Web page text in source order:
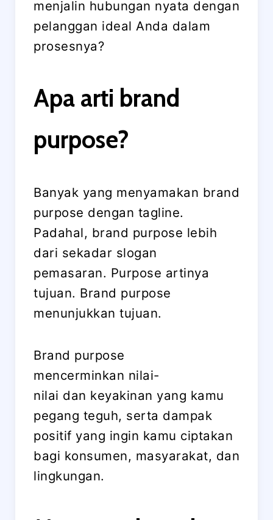
menjalin hubungan nyata dengan
pelanggan ideal Anda dalam
prosesnya?
Apa arti brand
purpose?
Banyak yang menyamakan brand
purpose dengan tagline.
Padahal, brand purpose lebih
dari sekadar slogan
pemasaran. Purpose artinya
tujuan. Brand purpose
menunjukkan tujuan.
Brand purpose
mencerminkan nilai-
nilai dan keyakinan yang kamu
pegang teguh, serta dampak
positif yang ingin kamu ciptakan
bagi konsumen, masyarakat, dan
lingkungan.